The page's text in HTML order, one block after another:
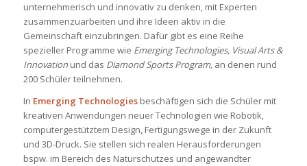
unternehmerisch und innovativ zu denken, mit Experten
zusammenzuarbeiten und ihre Ideen aktiv in die
Gemeinschaft einzubringen. Dafür gibt es eine Reihe
spezieller Programme wie Emerging Technologies, Visual Arts &
Innovationund das Diamond Sports Program,an denen rund
200 Schüler teilnehmen.
In Emerging Technologiesbeschäftigen sich die Schüler mit
kreativen Anwendungen neuer Technologien wie Robotik,
computergestütztem Design, Fertigungswege in der Zukunft
und 3D-Druck. Sie stellen sich realen Herausforderungen
bspw. im Bereich des Naturschutzes und angewandter